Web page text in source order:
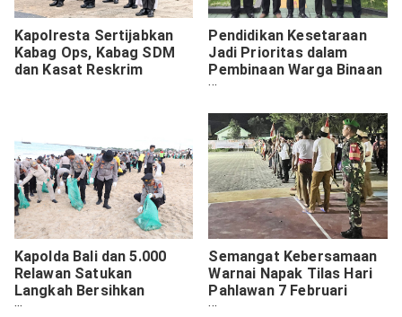
Kapolresta Sertijabkan
Kabag Ops, Kabag SDM
dan Kasat Reskrim
Pendidikan Kesetaraan
Jadi Prioritas dalam
Pembinaan Warga Binaan
Lapas Jember
Kapolda Bali dan 5.000
Relawan Satukan
Langkah Bersihkan
Pantai Kedonganan
Semangat Kebersamaan
Warnai Napak Tilas Hari
Pahlawan 7 Februari
Pagatan